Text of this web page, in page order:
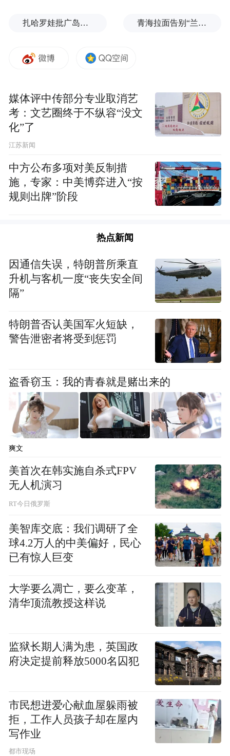
2024首届罗马和平祈福大会开幕式
武文化院罗华寺负责人恒顺法师， 欧洲少林
师，罗马市政府议员 Francesca Leocini，罗马
市政府议员Yuri Trombetti，中国驻意大使馆
领侨处主任牟俊宏，匈牙利少林文化中心延
观法师，意大利跨文化国际组织协会主席
Liberato Mirenna，斯洛伐克少林文化中心延
赫法师，意大利国际文旅促进会负责人麻
军，西西里岛少林文化中心延提法师，德国
化中心延坡法师，法国少林学院
（Franceshaolin Académie）延军法师，中国
嵩山少林寺武僧延孝法师，以及来自各界华
侨华人协会代表、有关组织机构与国际友
位高僧大德出席，共同祈福罗马、祈福世
界、祈福海外华人福慧双增，祈福世界和
平、国泰民安、风调雨顺、人民安乐。
大会在中意两国国歌声中开幕
扎哈罗娃批广岛市长不提美国原子弹 青海拉面告别“兰州拉面”，借来的IP终要还
媒体评中传部分专业取消艺
考：文艺圈终于不纵容“没文
化”了
江苏新闻
中方公布多项对美反制措
施，专家：中美博弈进入“按
规则出牌”阶段
热点新闻
因通信失误，特朗普所乘直
升机与客机一度“丧失安全间
隔”
特朗普否认美国军火短缺，
警告泄密者将受到惩罚
盗香窃玉：我的青春就是赌出来的
爽文
美首次在韩实施自杀式FPV
无人机演习
RT今日俄罗斯
美智库交底：我们调研了全
球4.2万人的中美偏好，民心
已有惊人巨变
大学要么凋亡，要么变革，
清华顶流教授这样说
监狱长期人满为患，英国政
府决定提前释放5000名囚犯
市民想进爱心献血屋躲雨被
拒，工作人员孩子却在屋内
写作业
都市现场